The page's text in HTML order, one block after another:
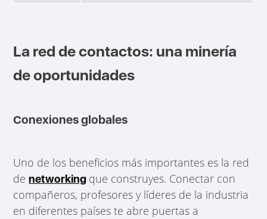
La red de contactos: una minería
de oportunidades
Conexiones globales
Uno de los beneficios más importantes es la red
denetworking que construyes. Conectar con
compañeros, profesores y líderes de la industria
en diferentes países te abre puertas a